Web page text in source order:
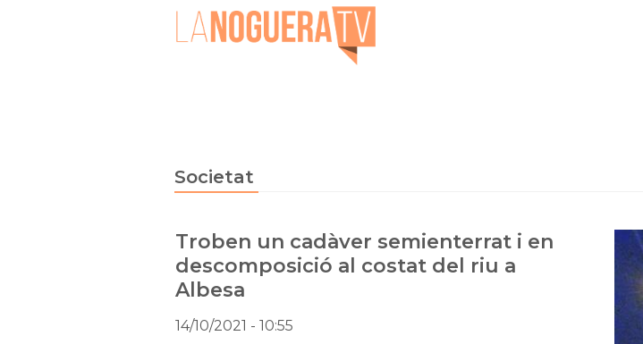
Societat
Troben un cadàver semienterrat i en
descomposició al costat del riu a
Albesa
14/10/2021 - 10:55